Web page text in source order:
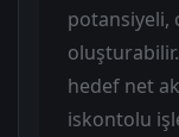
potansiyeli,
hedef net
iskontolu